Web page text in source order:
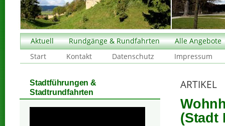
Aktuell Rundgänge & Rundfahrten
Alle Angebote
Start
Kontakt Datenschutz Impressum
ARTIKEL
(Stadt
Stadtführungen &
Stadtrundfahrten